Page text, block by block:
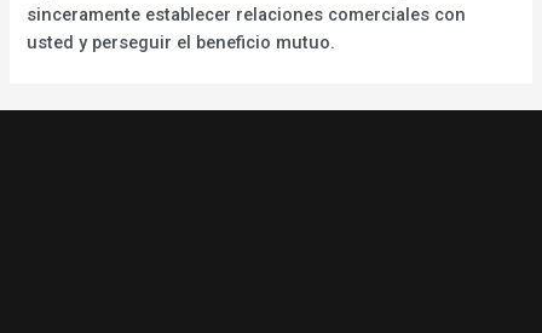
sinceramente establecer relaciones comerciales con
usted y perseguir el beneficio mutuo.